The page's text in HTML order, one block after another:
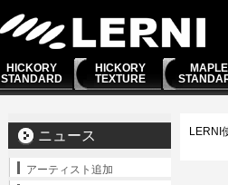
HICKORY
STANDARD
HICKORY
TEXTURE
MAPLE
LERNI
ニュース
アーティスト追加